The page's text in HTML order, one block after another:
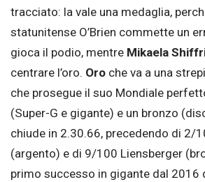
tracciato: la vale una medaglia,
statunitense O’Brien commette un
gioca il podio, mentre Mikaela
centrare l’oro. Oro che va a una
che prosegue il suo Mondiale
(Super-G e gigante) e un bronzo
chiude in 2.30.66, precedendo di 2/
(argento) e di 9/100 Liensberger
primo successo in gigante dal 2016